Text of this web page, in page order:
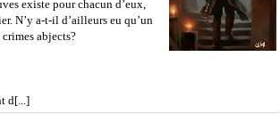
existe pour chacun d’eux,
N’y a-t-il d’ailleurs eu qu’un
abjects?
d[...]